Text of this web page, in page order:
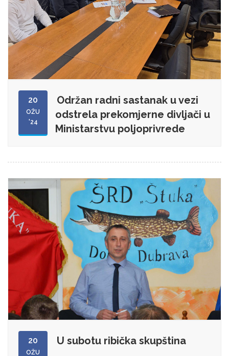
20
OŽU
'24
Održan radni sastanak u vezi
odstrela prekomjerne divljači u
Ministarstvu poljoprivrede
20
OŽU
U subotu ribička skupština